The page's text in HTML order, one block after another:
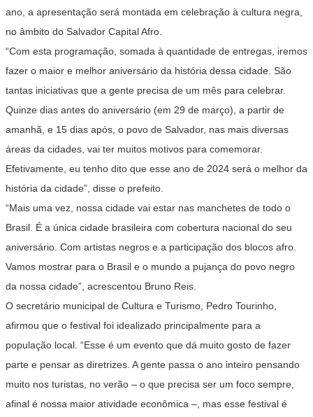
ano, a apresentação será montada em celebração à cultura negra,
no âmbito do Salvador Capital Afro.
“Com esta programação, somada à quantidade de entregas, iremos
fazer o maior e melhor aniversário da história dessa cidade. São
tantas iniciativas que a gente precisa de um mês para celebrar.
Quinze dias antes do aniversário (em 29 de março), a partir de
amanhã, e 15 dias após, o povo de Salvador, nas mais diversas
áreas da cidades, vai ter muitos motivos para comemorar.
Efetivamente, eu tenho dito que esse ano de 2024 será o melhor da
história da cidade”, disse o prefeito.
“Mais uma vez, nossa cidade vai estar nas manchetes de todo o
Brasil. É a única cidade brasileira com cobertura nacional do seu
aniversário. Com artistas negros e a participação dos blocos afro.
Vamos mostrar para o Brasil e o mundo a pujança do povo negro
da nossa cidade”, acrescentou Bruno Reis.
O secretário municipal de Cultura e Turismo, Pedro Tourinho,
afirmou que o festival foi idealizado principalmente para a
população local. “Esse é um evento que dá muito gosto de fazer
parte e pensar as diretrizes. A gente passa o ano inteiro pensando
muito nos turistas, no verão – o que precisa ser um foco sempre,
afinal é nossa maior atividade econômica –, mas esse festival é